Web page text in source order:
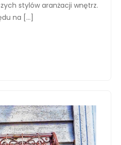
stylów aranżacji wnętrz.
na […]